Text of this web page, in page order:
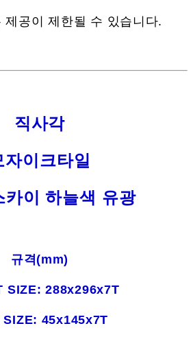
공이 제한될 수 있습니다.
직사각
자이크타일
카이 하늘색 유광
규격(mm)
SIZE: 288x296x7T
SIZE: 45x145x7T